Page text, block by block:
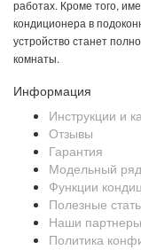
работах. Кроме того,
кондиционера в
устройство станет
комнаты.
Информация
Инструкции и
Отзывы
Гарантия
Модельный ряд
Функции
Полезные
Наши партнеры
Политика